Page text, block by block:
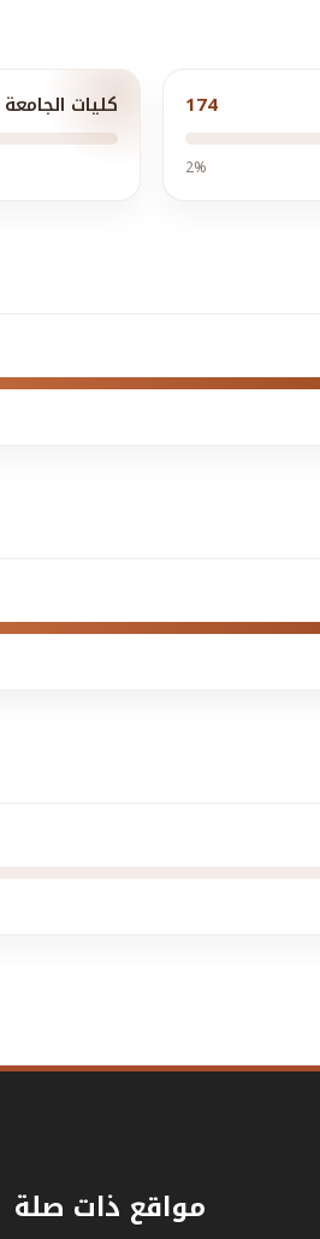
174
2%
كليات الجامعة
مواقع ذات صلة